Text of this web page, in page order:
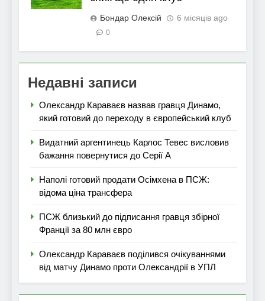
Бондар Олексій 6 місяців ago
0
Недавні записи
Олександр Караваєв назвав гравця Динамо,
який готовий до переходу в європейський клуб
Видатний аргентинець Карлос Тевес висловив
бажання повернутися до Серії А
Наполі готовий продати Осімхена в ПСЖ:
відома ціна трансфера
ПСЖ близький до підписання гравця збірної
Франції за 80 млн євро
Олександр Караваєв поділився очікуваннями
від матчу Динамо проти Олександрії в УПЛ